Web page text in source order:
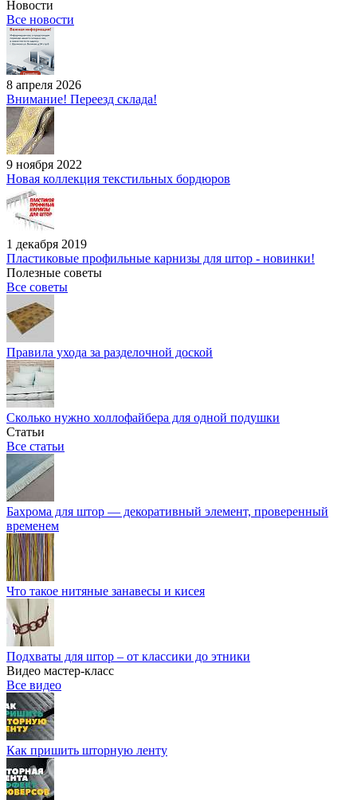
Новости
Все новости
8 апреля 2026
Внимание! Переезд склада!
9 ноября 2022
Новая коллекция текстильных бордюров
1 декабря 2019
Пластиковые профильные карнизы для штор - новинки!
Полезные советы
Все советы
Правила ухода за разделочной доской
Сколько нужно холлофайбера для одной подушки
Статьи
Все статьи
Бахрома для штор — декоративный элемент, проверенный
временем
Что такое нитяные занавесы и кисея
Подхваты для штор – от классики до этники
Видео мастер-класс
Все видео
Как пришить шторную ленту